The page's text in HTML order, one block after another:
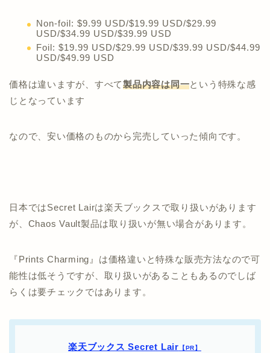
Non-foil: $9.99 USD/$19.99 USD/$29.99
USD/$34.99 USD/$39.99 USD
Foil: $19.99 USD/$29.99 USD/$39.99 USD/$44.99
USD/$49.99 USD
価格は違いますが、すべて製品内容は同一という特殊な感
じとなっています
なので、安い価格のものから完売していった傾向です。
日本ではSecret Lairは楽天ブックスで取り扱いがあります
が、Chaos Vault製品は取り扱いが無い場合があります。
『Prints Charming』は価格違いと特殊な販売方法なので可
能性は低そうですが、取り扱いがあることもあるのでしば
らくは要チェックではあります。
楽天ブックス Secret Lair 【PR】